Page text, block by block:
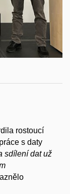
rostoucí
s daty
sdílení dat už